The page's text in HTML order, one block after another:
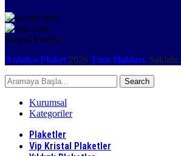
Sosyal Medya:
Antalya Plaket 2026 Tüm Hakları. Saklıdır.
Search
Kurumsal
Kategoriler
Plaketler
Vip Kristal Plaketler